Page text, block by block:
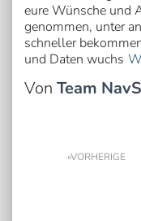
eure Wünsche und
genommen, unter
schneller
und Daten wuchs
Von Team
VORHERIGE